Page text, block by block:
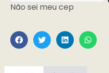
Não sei meu cep